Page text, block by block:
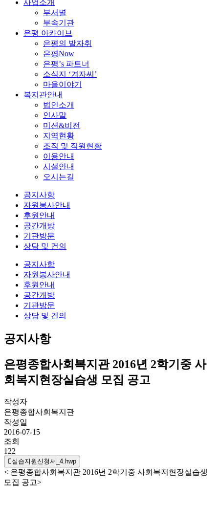
사업소개
부서별
부속기관
은평 아카이브
은평의 발자취
은평Now
은평’s 파트너
소식지 ‘겨자씨’
마을이야기
복지관안내
법인소개
인사말
미션&비전
지역현황
조직 및 직원현황
이용안내
시설안내
오시는길
공지사항
자원봉사안내
후원안내
공간개방
기관방문
상담 및 건의
공지사항
자원봉사안내
후원안내
공간개방
기관방문
상담 및 건의
공지사항
은평종합사회복지관 2016년 2학기중 사
회복지현장실습생 모집 공고
작성자
은평종합사회복지관
작성일
2016-07-15
조회
122
실습지원신청서_4.hwp
< 은평종합사회복지관 2016년 2학기중 사회복지현장실습생
모집 공고>